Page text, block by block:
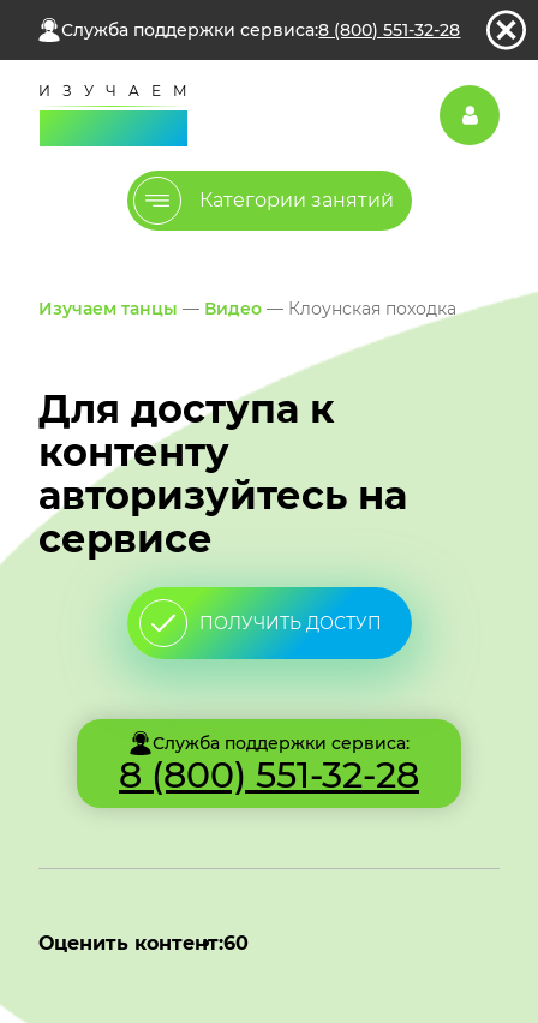
Служба поддержки сервиса:8 (800) 551-32-28
Категории занятий
Изучаем танцы — Видео — Клоунская походка
Для доступа к
контенту
авторизуйтесь на
сервисе
ПОЛУЧИТЬ ДОСТУП
Служба поддержки сервиса:
8 (800) 551-32-28
Оценить контент:60